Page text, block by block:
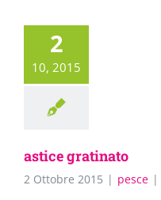
2
10, 2015
astice gratinato
2 Ottobre 2015 | pesce |